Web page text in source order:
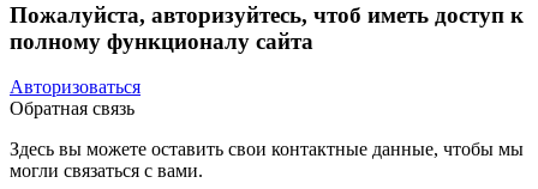
Пожалуйста, авторизуйтесь, чтоб иметь доступ к
полному функционалу сайта
Авторизоваться
Обратная связь
Здесь вы можете оставить свои контактные данные, чтобы мы
могли связаться с вами.